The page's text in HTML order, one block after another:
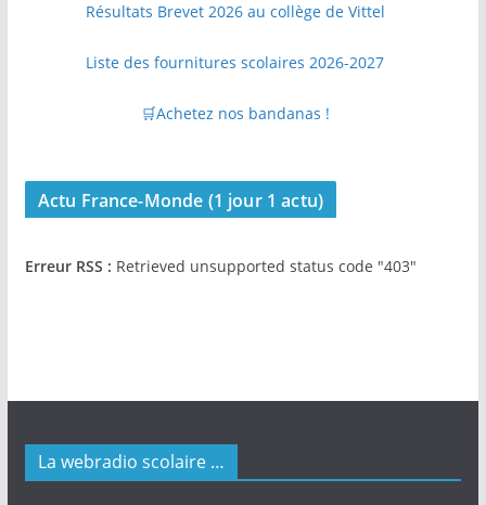
Résultats Brevet 2026 au collège de Vittel
Liste des fournitures scolaires 2026-2027
🛒Achetez nos bandanas !
Actu France-Monde (1 jour 1 actu)
Erreur RSS : Retrieved unsupported status code "403"
La webradio scolaire …